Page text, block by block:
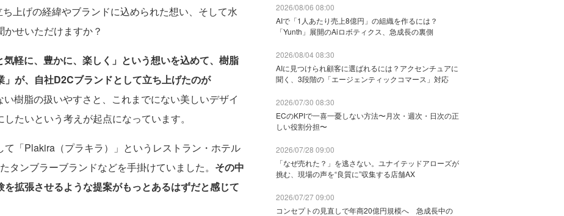
上げの経緯やブランドに込められた想い、そして水
せいただけますか？
気軽に、豊かに、楽しく」という想いを込めて、樹脂
が、自社D2Cブランドとして立ち上げたのが
樹脂の扱いやすさと、これまでにない美しいデザイ
たいという考えが起点になっています。
「Plakira（プラキラ）」というレストラン・ホテル
タンブラーブランドなどを手掛けていました。 その中
拡張させるような提案がもっとあるはずだと感じて
2026/08/06 08:00
AIで「1人あたり売上8億円」の組織を作るには？
「Yunth」展開のAiロボティクス、急成長の裏側
2026/08/04 08:30
AIに見つけられ顧客に選ばれるには？アクセンチュアに
聞く、3段階の「エージェンティックコマース」対応
2026/07/30 08:30
ECのKPIで一喜一憂しない方法〜月次・週次・日次の正
しい役割分担〜
2026/07/28 09:00
「なぜ売れた？」を逃さない。ユナイテッドアローズが
挑む、現場の声を“良質に”収集する店舗AX
2026/07/27 09:00
コンセプトの見直しで年商20億円規模へ 急成長中の